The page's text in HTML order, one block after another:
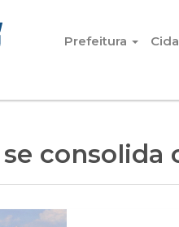
Prefeitura
consolida